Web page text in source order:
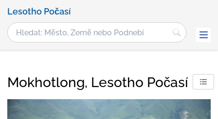
Lesotho Počasí
Mokhotlong, Lesotho Počasí